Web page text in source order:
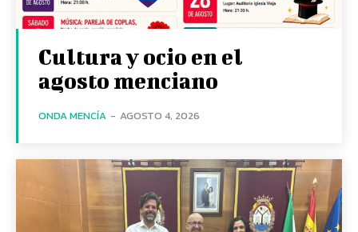
Cultura y ocio en el
agosto menciano
ONDA MENCÍA - AGOSTO 4, 2026